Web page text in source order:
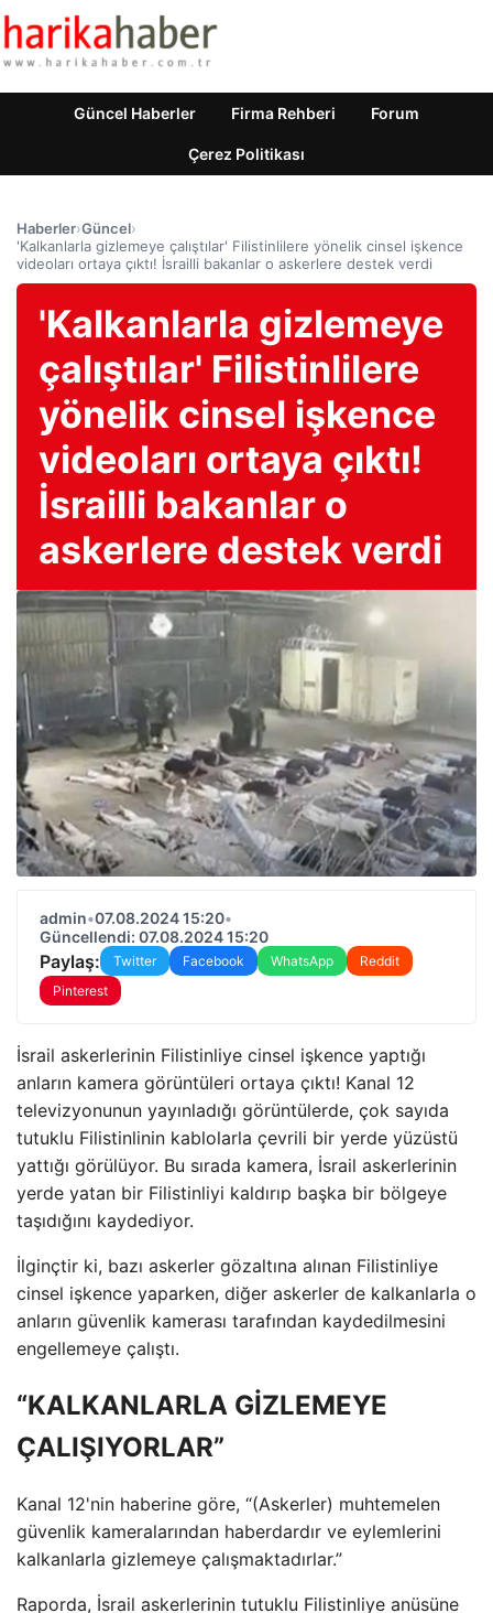
Güncel Haberler Firma Rehberi Forum
Çerez Politikası
Haberler›Güncel›
'Kalkanlarla gizlemeye çalıştılar' Filistinlilere yönelik cinsel işkence
videoları ortaya çıktı! İsrailli bakanlar o askerlere destek verdi
'Kalkanlarla gizlemeye
çalıştılar' Filistinlilere
yönelik cinsel işkence
videoları ortaya çıktı!
İsrailli bakanlar o
askerlere destek verdi
admin•07.08.2024 15:20•
Güncellendi: 07.08.2024 15:20
Paylaş: Twitter Facebook WhatsApp
Reddit
Pinterest
İsrail askerlerinin Filistinliye cinsel işkence yaptığı
anların kamera görüntüleri ortaya çıktı! Kanal 12
televizyonunun yayınladığı görüntülerde, çok sayıda
tutuklu Filistinlinin kablolarla çevrili bir yerde yüzüstü
yattığı görülüyor. Bu sırada kamera, İsrail askerlerinin
yerde yatan bir Filistinliyi kaldırıp başka bir bölgeye
taşıdığını kaydediyor.
İlginçtir ki, bazı askerler gözaltına alınan Filistinliye
cinsel işkence yaparken, diğer askerler de kalkanlarla o
anların güvenlik kamerası tarafından kaydedilmesini
engellemeye çalıştı.
“KALKANLARLA GİZLEMEYE
ÇALIŞIYORLAR”
Kanal 12'nin haberine göre, “(Askerler) muhtemelen
güvenlik kameralarından haberdardır ve eylemlerini
kalkanlarla gizlemeye çalışmaktadırlar.”
Raporda, İsrail askerlerinin tutuklu Filistinliye anüsüne